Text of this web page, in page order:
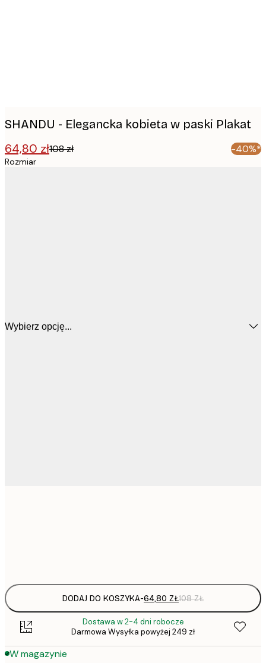
SHANDU - Elegancka kobieta w paski Plakat
64,80 zł108 zł -40%*
Rozmiar
Wybierz opcję...
DODAJ DO KOSZYKA-64,80 ZŁ108 ZŁ
Dostawa w 2-4 dni robocze
Darmowa Wysyłka powyżej 249 zł
W magazynie